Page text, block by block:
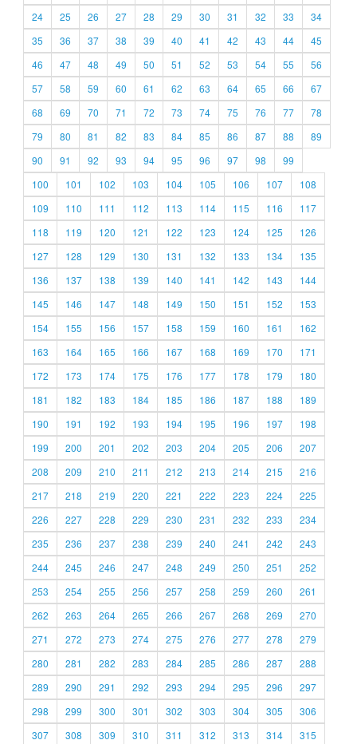
24
25 26 27 28 29 30 31 32 33
34
35
36 37 38 39 40 41 42 43 44
45
46
47 48 49 50 51 52 53 54 55
56
57
58 59 60 61 62 63 64 65 66
67
68
69 70 71 72 73 74 75 76 77
78
79
80 81 82 83 84 85 86 87 88
89
90
91 92 93 94 95 96 97 98
99
100
101 102 103 104 105 106 107
108
109
110 111 112 113 114 115 116
117
118
119 120 121 122 123 124 125
126
127
128 129 130 131 132 133 134
135
136
137 138 139 140 141 142 143
144
145
146 147 148 149 150 151 152
153
154
155 156 157 158 159 160 161
162
163
164 165 166 167 168 169 170
171
172
173 174 175 176 177 178 179
180
181
182 183 184 185 186 187 188
189
190
191 192 193 194 195 196 197
198
199
200 201 202 203 204 205 206
207
208
209 210 211 212 213 214 215
216
217
218 219 220 221 222 223 224
225
226
227 228 229 230 231 232 233
234
235
236 237 238 239 240 241 242
243
244
245 246 247 248 249 250 251
252
253
254 255 256 257 258 259 260
261
262
263 264 265 266 267 268 269
270
271
272 273 274 275 276 277 278
279
280
281 282 283 284 285 286 287
288
289
290 291 292 293 294 295 296
297
298
299 300 301 302 303 304 305
306
307
308 309 310 311 312 313 314 315